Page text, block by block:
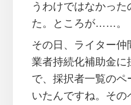
うわけではなかった
た。ところが……。
その日、ライター
業者持続化補助金に
で、採択者一覧のペ
いたんですね。そ